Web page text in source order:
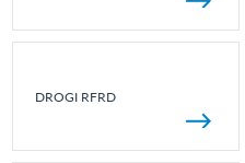
DROGI RFRD